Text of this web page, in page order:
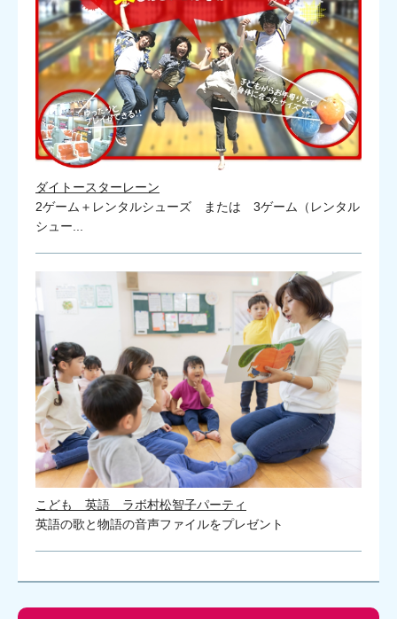
ダイトースターレーン
2ゲーム＋レンタルシューズ または 3ゲーム（レンタル
シュー...
こども 英語 ラボ村松智子パーティ
英語の歌と物語の音声ファイルをプレゼント